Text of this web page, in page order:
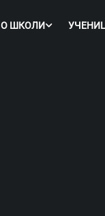
О ШКОЛИ